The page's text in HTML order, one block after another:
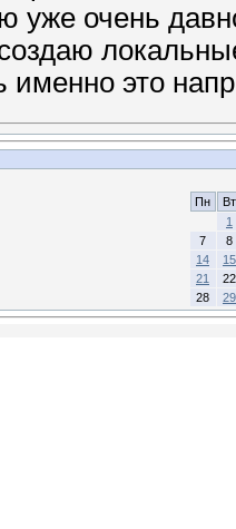
уже очень
именно это
Пн
Вт
1
7
8
14
15
21
22
28
29